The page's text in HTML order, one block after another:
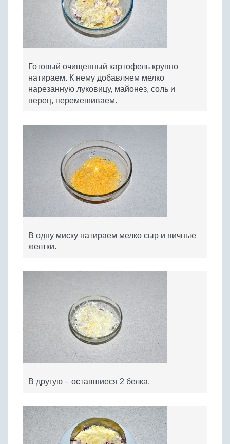
Готовый очищенный картофель крупно
натираем. К нему добавляем мелко
нарезанную луковицу, майонез, соль и
перец, перемешиваем.
В одну миску натираем мелко сыр и яичные
желтки.
В другую – оставшиеся 2 белка.